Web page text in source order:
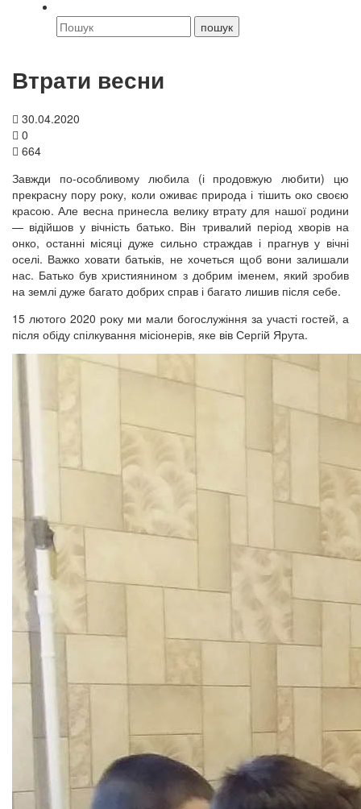
Втрати весни
30.04.2020
0
664
Завжди по-особливому любила (і продовжую любити) цю
прекрасну пору року, коли оживає природа і тішить око своєю
красою. Але весна принесла велику втрату для нашої родини
— відійшов у вічність батько. Він тривалий період хворів на
онко, останні місяці дуже сильно страждав і прагнув у вічні
оселі. Важко ховати батьків, не хочеться щоб вони залишали
нас. Батько був християнином з добрим іменем, який зробив
на землі дуже багато добрих справ і багато лишив після себе.
15 лютого 2020 року ми мали богослужіння за участі гостей, а
після обіду спілкування місіонерів, яке вів Сергій Ярута.